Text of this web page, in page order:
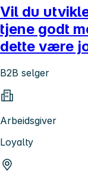
Vil du
tjene godt
dette være
B2B selger
Arbeidsgiver
Loyalty